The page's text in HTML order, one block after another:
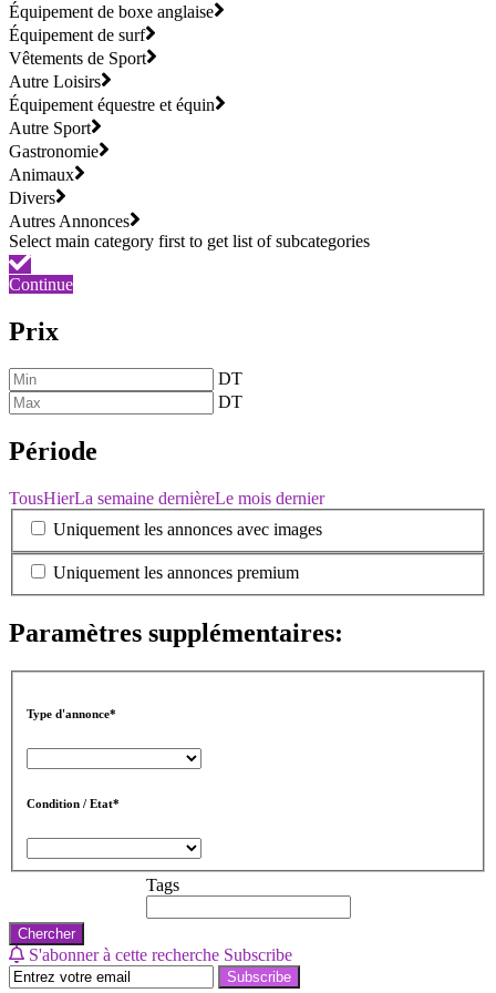
Équipement de boxe anglaise
Équipement de surf
Vêtements de Sport
Autre Loisirs
Équipement équestre et équin
Autre Sport
Gastronomie
Animaux
Divers
Autres Annonces
Continue
Prix
DT
DT
Période
TousHierLa semaine dernièreLe mois dernier
Uniquement les annonces avec images
Uniquement les annonces premium
Paramètres supplémentaires:
Type d'annonce*
Condition / Etat*
Tags
Chercher
S'abonner à cette recherche Subscribe
Subscribe